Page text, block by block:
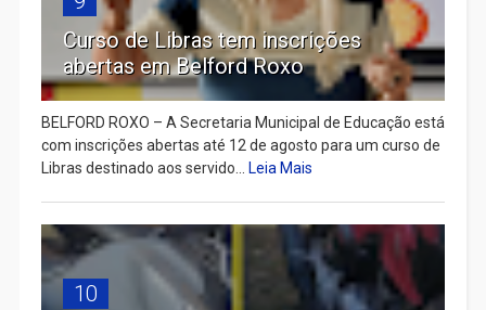
Curso de Libras tem inscrições
abertas em Belford Roxo
BELFORD ROXO – A Secretaria Municipal de Educação está
com inscrições abertas até 12 de agosto para um curso de
Libras destinado aos servido... Leia Mais
10